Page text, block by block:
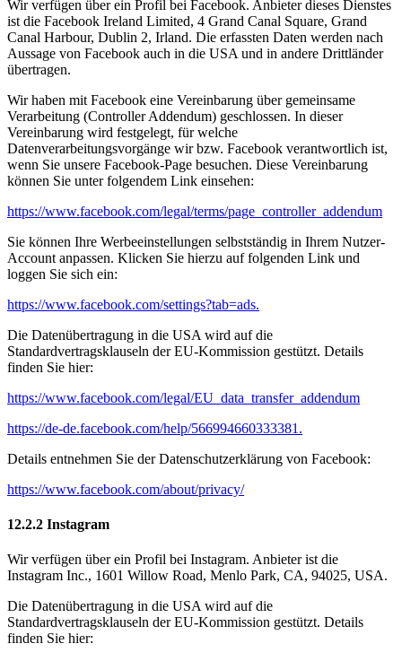
Wir verfügen über ein Profil bei Facebook. Anbieter dieses Dienstes
ist die Facebook Ireland Limited, 4 Grand Canal Square, Grand
Canal Harbour, Dublin 2, Irland. Die erfassten Daten werden nach
Aussage von Facebook auch in die USA und in andere Drittländer
übertragen.
Wir haben mit Facebook eine Vereinbarung über gemeinsame
Verarbeitung (Controller Addendum) geschlossen. In dieser
Vereinbarung wird festgelegt, für welche
Datenverarbeitungsvorgänge wir bzw. Facebook verantwortlich ist,
wenn Sie unsere Facebook-Page besuchen. Diese Vereinbarung
können Sie unter folgendem Link einsehen:
https://www.facebook.com/legal/terms/page_controller_addendum
Sie können Ihre Werbeeinstellungen selbstständig in Ihrem Nutzer-
Account anpassen. Klicken Sie hierzu auf folgenden Link und
loggen Sie sich ein:
https://www.facebook.com/settings?tab=ads.
Die Datenübertragung in die USA wird auf die
Standardvertragsklauseln der EU-Kommission gestützt. Details
finden Sie hier:
https://www.facebook.com/legal/EU_data_transfer_addendum
https://de-de.facebook.com/help/566994660333381.
Details entnehmen Sie der Datenschutzerklärung von Facebook:
https://www.facebook.com/about/privacy/
12.2.2 Instagram
Wir verfügen über ein Profil bei Instagram. Anbieter ist die
Instagram Inc., 1601 Willow Road, Menlo Park, CA, 94025, USA.
Die Datenübertragung in die USA wird auf die
Standardvertragsklauseln der EU-Kommission gestützt. Details
finden Sie hier: